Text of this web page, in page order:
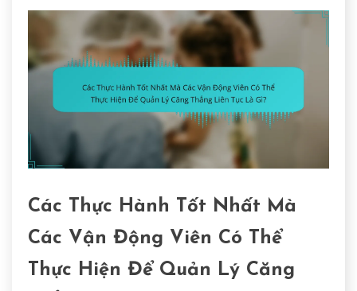
Các Thực Hành Tốt Nhất Mà
Các Vận Động Viên Có Thể
Thực Hiện Để Quản Lý Căng